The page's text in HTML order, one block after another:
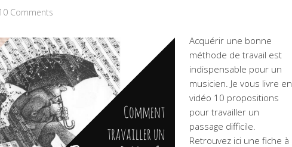
Comments
Acquérir une bonne
méthode de travail est
indispensable pour un
musicien. Je vous livre en
vidéo 10 propositions
pour travailler un
passage difficile.
Retrouvez ici une fiche à